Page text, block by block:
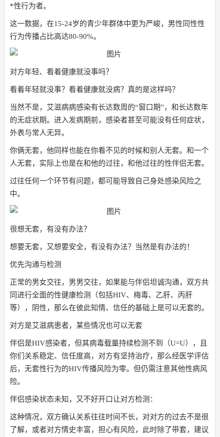
*性行为者。
这一数据，在15-24岁的青少年群体中更为严峻，男性同性性
行为传播占比高达80-90%。
对方年轻、看着健康就没事吗？
看着年轻就没事？看着健康就没病？真的是这样吗？
当然不是，艾滋病病感染有长达数周的“窗口期”，和长达数年
的无症状期。进入发病期前，感染者甚至可能没有任何症状，
外表与常人无异。
你俩无套，他同样也能在你看不见的时候和别人无套。和一个
人无套，实际上也是在和他的过往，和他过往的性伴侣无套。
过往任何一个环节有问题，都可能导致自己身处感染风险之
中。
很想无套，有没有办法？
想要无套，又想要安全，有没有办法？当然是有办法的！
优先沟通与检测
正常的男女交往，男男交往，如果能与伴侣坦诚沟通，双方共
同进行全面的性健康检测（包括HIV、梅毒、乙肝、丙肝
等），阴性，那么在彼此知情、信任的基础上是可以无套的。
对方是艾滋病患者，某些情况也可以无套
伴侣是HIV感染者，但其病毒载量持续检测不到（U=U），且
你们关系稳定、信任度高，对方有坚持治疗，那么经医学评估
后，无套性行为的HIV传播风险为零。但仍需注意其他性病风
险。
伴侣感染状态未知，又不好开口让对方检测：
这种情况，双方确认关系往往时间不长，对对方的过去不是很
了解，或者对方情史丰富，担心有风险，此时除了带套，建议